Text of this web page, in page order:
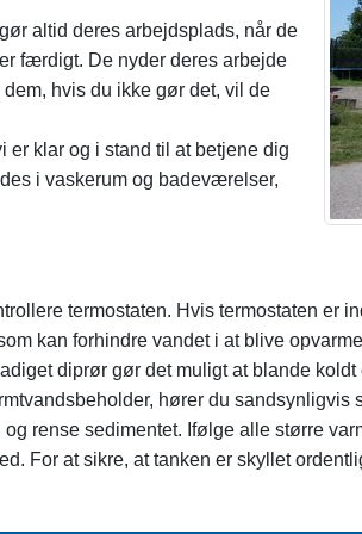
altid deres arbejdsplads, når de
færdigt. De nyder deres arbejde
hvis du ikke gør det, vil de
er klar og i stand til at betjene dig
i vaskerum og badeværelser,
termostaten. Hvis termostaten er
kan forhindre vandet i at blive
diprør gør det muligt at blande
hører du
rense sedimentet. Ifølge alle større
For at sikre, at tanken er skyllet